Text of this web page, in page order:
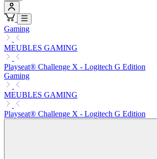
Gaming
MEUBLES GAMING
Playseat® Challenge X - Logitech G Edition
Gaming
MEUBLES GAMING
Playseat® Challenge X - Logitech G Edition